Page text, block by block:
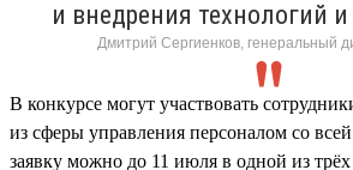
и внедрения технологий
Дмитрий Сергиенков, генеральный
В конкурсе могут участвовать
из сферы управления персоналом со
заявку можно до 11 июля в одной из